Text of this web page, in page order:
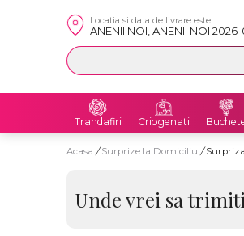
Locatia si data de livrare este
ANENII NOI, ANENII NOI
Trandafiri Criogenati
Acasa / Surprize la Domiciliu /
Unde vrei sa